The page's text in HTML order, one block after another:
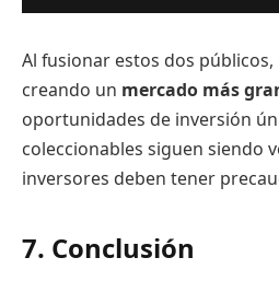
Al fusionar estos dos
creando un mercado más
oportunidades de inversión
coleccionables siguen siendo
inversores deben tener
7. Conclusión